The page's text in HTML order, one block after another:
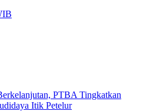
PTBA Tingkatkan
Itik Petelur